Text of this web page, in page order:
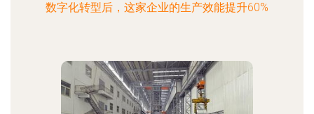
数字化转型后，这家企业的生产效能提升60%